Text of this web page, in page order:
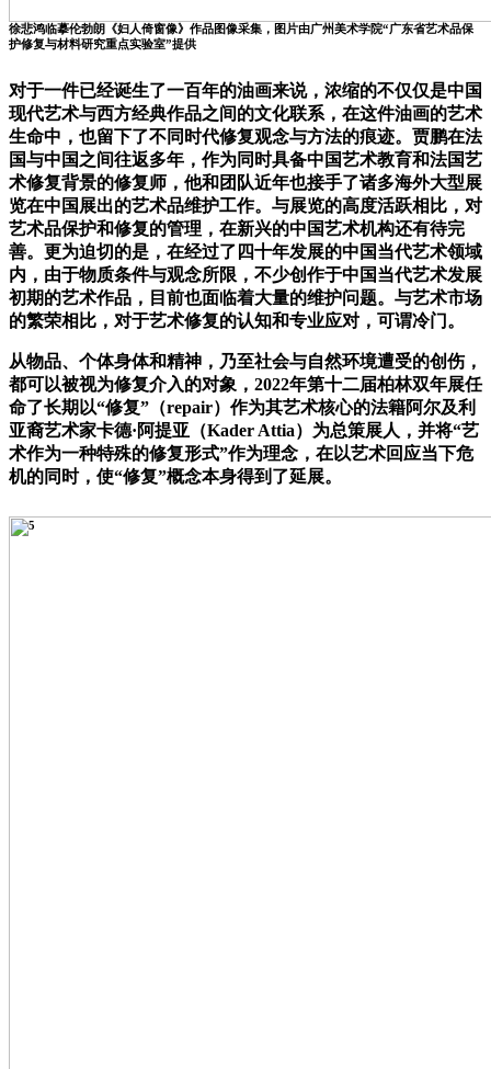
徐悲鸿临摹伦勃朗《妇人倚窗像》作品图像采集，图片由广州美术学院“广东省艺术品保
护修复与材料研究重点实验室”提供
对于一件已经诞生了一百年的油画来说，浓缩的不仅仅是中国
现代艺术与西方经典作品之间的文化联系，在这件油画的艺术
生命中，也留下了不同时代修复观念与方法的痕迹。贾鹏在法
国与中国之间往返多年，作为同时具备中国艺术教育和法国艺
术修复背景的修复师，他和团队近年也接手了诸多海外大型展
览在中国展出的艺术品维护工作。与展览的高度活跃相比，对
艺术品保护和修复的管理，在新兴的中国艺术机构还有待完
善。更为迫切的是，在经过了四十年发展的中国当代艺术领域
内，由于物质条件与观念所限，不少创作于中国当代艺术发展
初期的艺术作品，目前也面临着大量的维护问题。与艺术市场
的繁荣相比，对于艺术修复的认知和专业应对，可谓冷门。
从物品、个体身体和精神，乃至社会与自然环境遭受的创伤，
都可以被视为修复介入的对象，2022年第十二届柏林双年展任
命了长期以“修复”（repair）作为其艺术核心的法籍阿尔及利
亚裔艺术家卡德·阿提亚（Kader Attia）为总策展人，并将“艺
术作为一种特殊的修复形式”作为理念，在以艺术回应当下危
机的同时，使“修复”概念本身得到了延展。